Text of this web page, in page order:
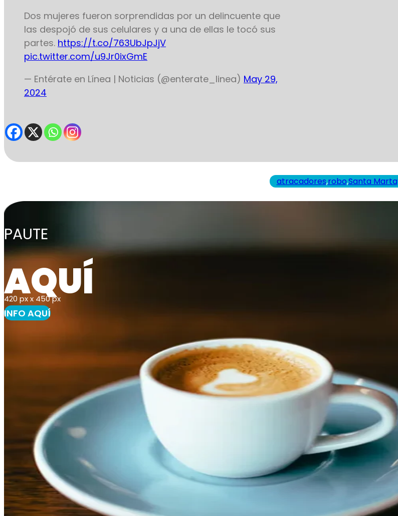
Dos mujeres fueron sorprendidas por un delincuente que
las despojó de sus celulares y a una de ellas le tocó sus
partes. https://t.co/763UbJpJjV
pic.twitter.com/u9Jr0ixGmE
— Entérate en Línea | Noticias (@enterate_linea) May 29,
2024
atracadores,robo,Santa Marta
PAUTE
AQUÍ
420 px x 450 px
INFO AQUÍ